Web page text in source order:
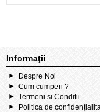
Informaţii
Despre Noi
Cum cumperi ?
Termeni si Conditii
Politica de